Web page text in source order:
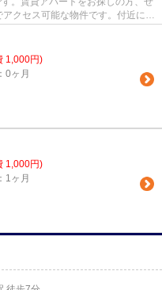
クセス可能な物件です。付近に駅
1,000円)
0ヶ月
1,000円)
1ヶ月